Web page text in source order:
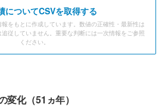
についてCSVを取得する
をもとに作成しています。数値の正確性・最新性は
従していません。重要な判断には一次情報をご参照
ください。
変化（51ヵ年）